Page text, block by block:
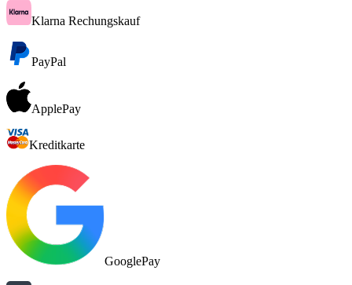
Klarna Rechungskauf
PayPal
ApplePay
Kreditkarte
GooglePay